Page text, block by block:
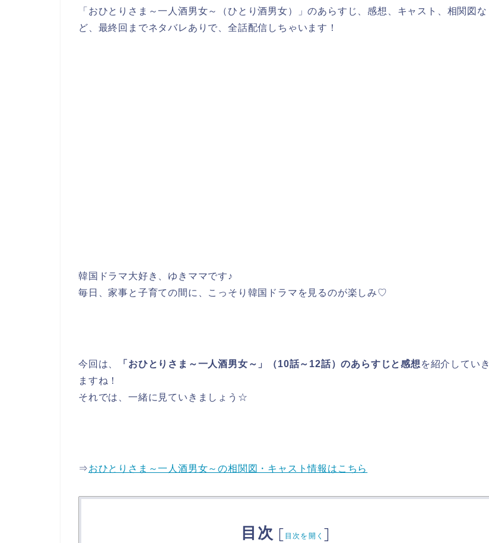
「おひとりさま～一人酒男女～（ひとり酒男女）」のあらすじ、感想、キャスト、相関図な
ど、最終回までネタバレありで、全話配信しちゃいます！
韓国ドラマ大好き、ゆきママです♪
毎日、家事と子育ての間に、こっそり韓国ドラマを見るのが楽しみ♡
今回は、 「おひとりさま～一人酒男女～」（10話～12話）のあらすじと感想 を紹介していき
ますね！
それでは、一緒に見ていきましょう☆
⇒おひとりさま～一人酒男女～の相関図・キャスト情報はこちら
目次 [ 目次を開く ]